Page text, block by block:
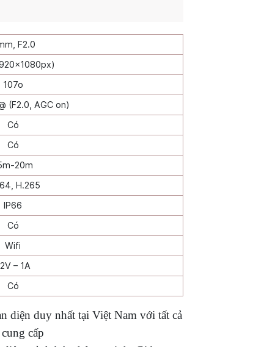
F2.0
107o
(F2.0, AGC on)
Có
Có
20m
H.265
IP66
Có
Wifi
– 1A
Có
diện duy nhất tại Việt Nam với tất cả
cấp